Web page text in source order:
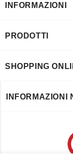
INFORMAZIONI
PRODOTTI
SHOPPING
INFORMAZIONI